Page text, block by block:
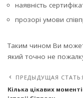
наявність
прозорі умови
Таким чином Ви
який точно не
ПРЕДЫДУЩАЯ
Кілька цікавих